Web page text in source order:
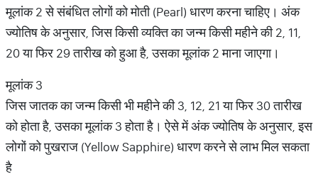
मूलांक 2 से संबंधित लोगों को मोती (Pearl) धारण करना चाहिए। अंक
ज्योतिष के अनुसार, जिस किसी व्यक्ति का जन्म किसी महीने की 2, 11,
20 या फिर 29 तारीख को हुआ है, उसका मूलांक 2 माना जाएगा।
मूलांक 3
जिस जातक का जन्म किसी भी महीने की 3, 12, 21 या फिर 30 तारीख
को होता है, उसका मूलांक 3 होता है। ऐसे में अंक ज्योतिष के अनुसार, इस
लोगों को पुखराज (Yellow Sapphire) धारण करने से लाभ मिल सकता
है